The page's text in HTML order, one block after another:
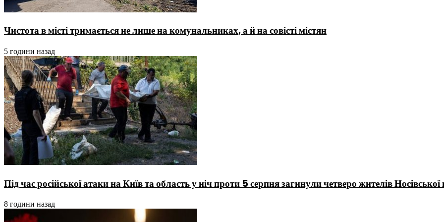
Чистота в місті тримається не лише на комунальниках, а й на совісті містян
5 години назад
Під час російської атаки на Київ та область у ніч проти 5 серпня загинули четверо жителів
8 години назад